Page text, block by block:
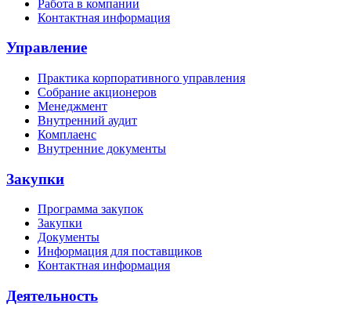
Работа в компании
Контактная информация
Управление
Практика корпоративного управления
Собрание акционеров
Менеджмент
Внутренний аудит
Комплаенс
Внутренние документы
Закупки
Программа закупок
Закупки
Документы
Информация для поставщиков
Контактная информация
Деятельность